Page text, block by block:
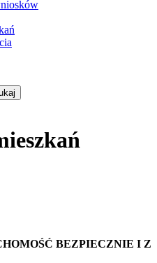
BEZPIECZNIE I Z